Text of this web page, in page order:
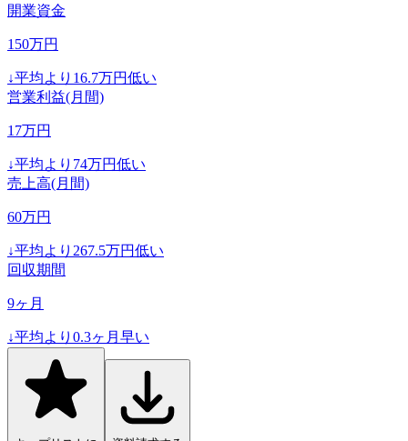
開業資金
150万円
↓平均より 16.7万円低い
営業利益(月間)
17万円
↓平均より 74万円低い
売上高(月間)
60万円
↓平均より 267.5万円低い
回収期間
9ヶ月
↓平均より 0.3ヶ月早い